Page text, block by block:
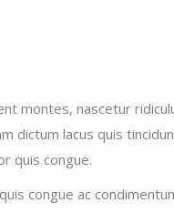
montes, nascetur
dictum lacus quis
quis congue.
congue ac